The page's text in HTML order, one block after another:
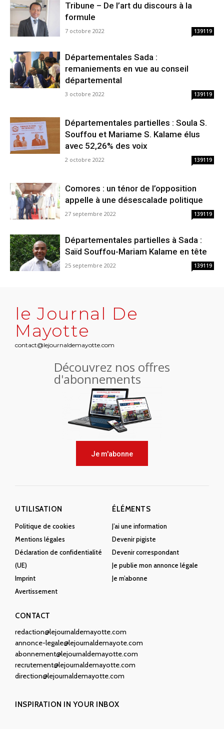
Tribune – De l’art du discours à la
formule
7 octobre 2022 139119
Départementales Sada :
remaniements en vue au conseil
départemental
3 octobre 2022 139119
Départementales partielles : Soula S.
Souffou et Mariame S. Kalame élus
avec 52,26% des voix
2 octobre 2022 139119
Comores : un ténor de l’opposition
appelle à une désescalade politique
27 septembre 2022 139119
Départementales partielles à Sada :
Saïd Souffou-Mariam Kalame en tête
25 septembre 2022 139119
le Journal De
Mayotte
contact@lejournaldemayotte.com
Découvrez nos offres
d'abonnements
Je m'abonne
UTILISATION
Politique de cookies
Mentions légales
Déclaration de confidentialité
(UE)
Imprint
Avertissement
ÉLÉMENTS
J’ai une information
Devenir pigiste
Devenir correspondant
Je publie mon annonce légale
Je m’abonne
CONTACT
redaction@lejournaldemayotte.com
annonce-legale@lejournaldemayote.com
abonnement@lejournaldemayotte.com
recrutement@lejournaldemayotte.com
direction@lejournaldemayotte.com
INSPIRATION IN YOUR INBOX